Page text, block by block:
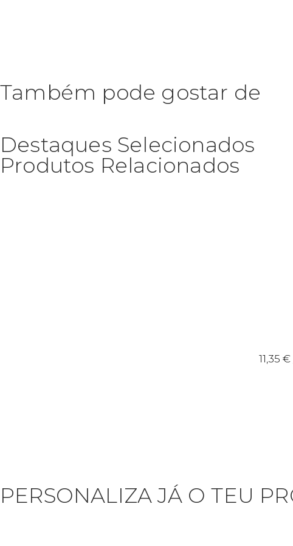
Também pode gostar de
Destaques Selecionados
Produtos Relacionados
11,35€
PERSONALIZA JÁ O TEU